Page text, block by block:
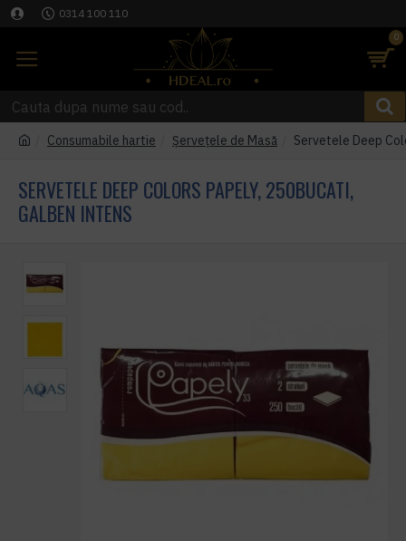
0314 100 110
0
Consumabile hartie Șervețele de Masă Servetele Deep
SERVETELE DEEP COLORS PAPELY, 250BUCATI,
GALBEN INTENS